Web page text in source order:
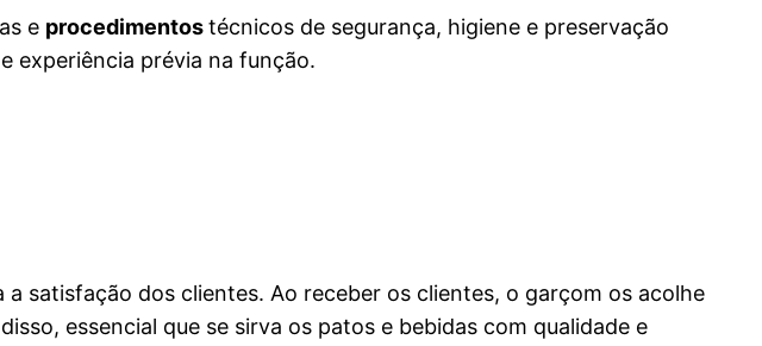
e procedimentostécnicos de segurança, higiene e preservação
experiência prévia na função.
satisfação dos clientes. Ao receber os clientes, o garçom os acolhe
essencial que se sirva os patos e bebidas com qualidade e